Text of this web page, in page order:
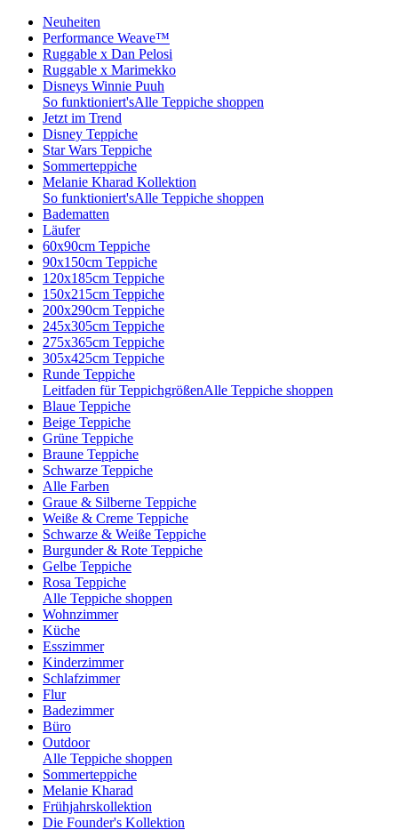
Neuheiten
Performance Weave™
Ruggable x Dan Pelosi
Ruggable x Marimekko
Disneys Winnie Puuh
So funktioniert'sAlle Teppiche shoppen
Jetzt im Trend
Disney Teppiche
Star Wars Teppiche
Sommerteppiche
Melanie Kharad Kollektion
So funktioniert'sAlle Teppiche shoppen
Badematten
Läufer
60x90cm Teppiche
90x150cm Teppiche
120x185cm Teppiche
150x215cm Teppiche
200x290cm Teppiche
245x305cm Teppiche
275x365cm Teppiche
305x425cm Teppiche
Runde Teppiche
Leitfaden für TeppichgrößenAlle Teppiche shoppen
Blaue Teppiche
Beige Teppiche
Grüne Teppiche
Braune Teppiche
Schwarze Teppiche
Alle Farben
Graue & Silberne Teppiche
Weiße & Creme Teppiche
Schwarze & Weiße Teppiche
Burgunder & Rote Teppiche
Gelbe Teppiche
Rosa Teppiche
Alle Teppiche shoppen
Wohnzimmer
Küche
Esszimmer
Kinderzimmer
Schlafzimmer
Flur
Badezimmer
Büro
Outdoor
Alle Teppiche shoppen
Sommerteppiche
Melanie Kharad
Frühjahrskollektion
Die Founder's Kollektion